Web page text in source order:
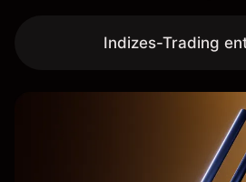
Indizes-Trading